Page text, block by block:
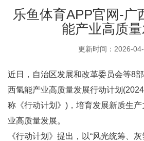
乐鱼体育APP官网-广
能产业高质
更新时间：2026-
近日，自治区发展和改革委员会等8
西氢能产业高质量发展行动计划
称《行动计划》)，培育发展新质生
业高质量发展。
《行动计划》提出，以“风光统筹、